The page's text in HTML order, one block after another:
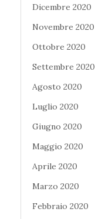
Dicembre 2020
Novembre 2020
Ottobre 2020
Settembre 2020
Agosto 2020
Luglio 2020
Giugno 2020
Maggio 2020
Aprile 2020
Marzo 2020
Febbraio 2020